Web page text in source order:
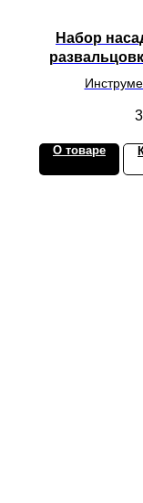
Набор
О товаре